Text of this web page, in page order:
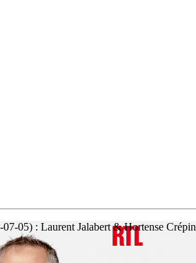
05) : Laurent Jalabert & Hortense Crépin